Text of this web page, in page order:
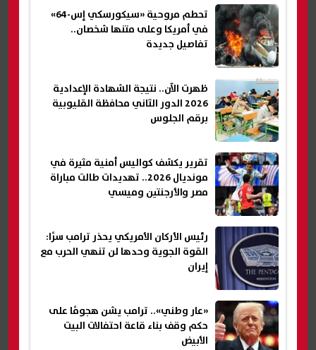
تحطم مروحية «سيكورسكي إس-64»
في أمريكا وعلى متنها شخصان..
تفاصيل جديدة
ظهرت الآن.. نتيجة الشهادة الإعدادية
2026 الدور الثاني محافظة القليوبية
برقم الجلوس
تقرير يكشف كواليس أمنية مثيرة في
مونديال 2026.. تهديدات طالت مباراة
مصر والأرجنتين وميسي
رئيس الأركان الأمريكي يحذر ترامب سرًا:
القوة الجوية وحدها لن تنهي الحرب مع
إيران
«عار وطني».. ترامب يشن هجومًا على
حكم وقف بناء قاعة احتفالات البيت
الأبيض